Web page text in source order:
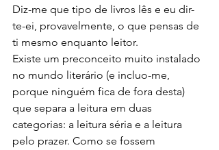
Diz-me que tipo de livros lês e eu dir-
te-ei, provavelmente, o que pensas de
ti mesmo enquanto leitor.
Existe um preconceito muito instalado
no mundo literário (e incluo-me,
porque ninguém fica de fora desta)
que separa a leitura em duas
categorias: a leitura séria e a leitura
pelo prazer. Como se fossem